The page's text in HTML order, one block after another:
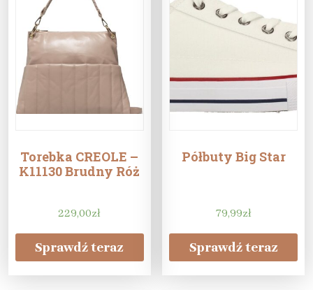
Torebka CREOLE –
K11130 Brudny Róż
229,00zł
Sprawdź teraz
Półbuty Big Star
79,99zł
Sprawdź teraz